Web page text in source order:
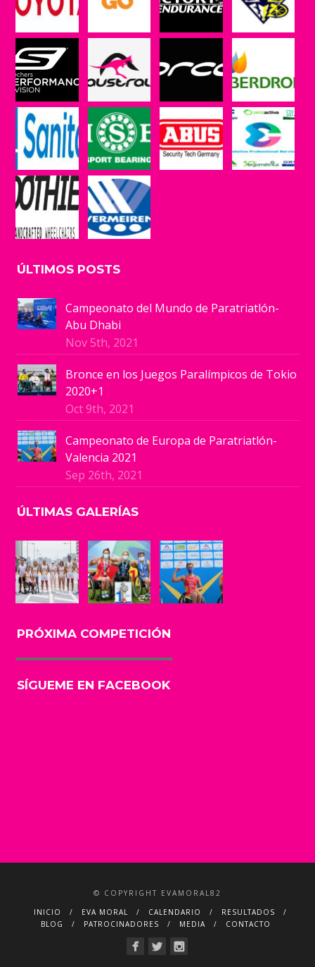
ÚLTIMOS POSTS
Campeonato del Mundo de Paratriatlón-
Abu Dhabi
Nov 5th, 2021
Bronce en los Juegos Paralímpicos de Tokio
2020+1
Oct 9th, 2021
Campeonato de Europa de Paratriatlón-
Valencia 2021
Sep 26th, 2021
ÚLTIMAS GALERÍAS
PRÓXIMA COMPETICIÓN
SÍGUEME EN FACEBOOK
© COPYRIGHT EVAMORAL82
INICIO
EVA MORAL CALENDARIO
RESULTADOS
BLOG
PATROCINADORES MEDIA CONTACTO